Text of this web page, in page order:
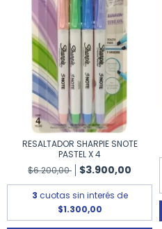
RESALTADOR SHARPIE SNOTE
PASTEL X 4
$6.200,00
$3.900,00
3 cuotas sin interés de
$1.300,00